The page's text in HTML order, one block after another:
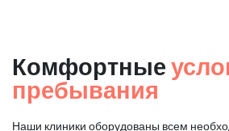
Комфортные
пребывания
Наши клиники оборудованы всем